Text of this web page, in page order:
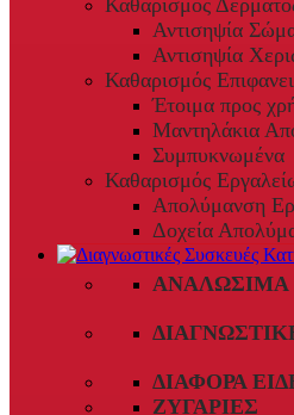
Καθαρισμός
Αντισηψία
Αντισηψία
Καθαρισμός
Έτοιμα προς
Μαντηλάκια
Συμπυκνωμένα
Καθαρισμός
Απολύμανση
Δοχεία
ΑΝΑΛΏΣΙΜΑ
ΔΙΆΦΟΡΑ
ΖΥΓΑΡΙΈΣ